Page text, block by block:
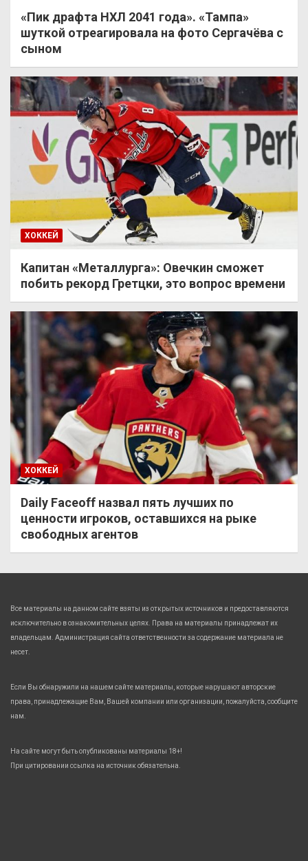
«Пик драфта НХЛ 2041 года». «Тампа»
шуткой отреагировала на фото Сергачёва с
сыном
ХОККЕЙ
Капитан «Металлурга»: Овечкин сможет
побить рекорд Гретцки, это вопрос времени
ХОККЕЙ
Daily Faceoff назвал пять лучших по
ценности игроков, оставшихся на рыке
свободных агентов
Все материалы на данном сайте взяты из открытых источников и предоставляются
исключительно в ознакомительных целях. Права на материалы принадлежат их
владельцам. Администрация сайта ответственности за содержание материала не
несет.
Если Вы обнаружили на нашем сайте материалы, которые нарушают авторские
права, принадлежащие Вам, Вашей компании или организации, пожалуйста, сообщите
нам.
На сайте могут быть опубликованы материалы 18+!
При цитировании ссылка на источник обязательна.